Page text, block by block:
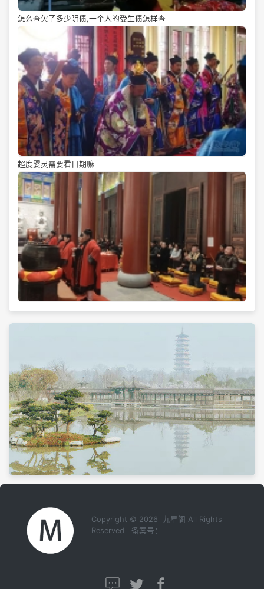
怎么查欠了多少阴债,一个人的受生债怎样查
超度婴灵需要看日期嘛
Copyright © 2026 九星阁 All Rights
Reserved 备案号：